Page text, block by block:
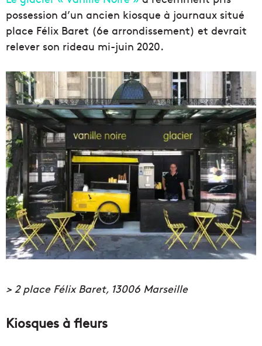
possession d’un ancien kiosque à journaux situé
place Félix Baret (6e arrondissement) et devrait
relever son rideau mi-juin 2020.
> 2 place Félix Baret, 13006 Marseille
Kiosques à fleurs